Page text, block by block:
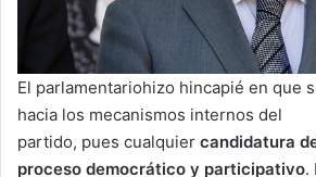
El parlamentariohizo hincapié en que
hacia los mecanismos internos del
partido, pues cualquier candidatura
proceso democrático y participativo.